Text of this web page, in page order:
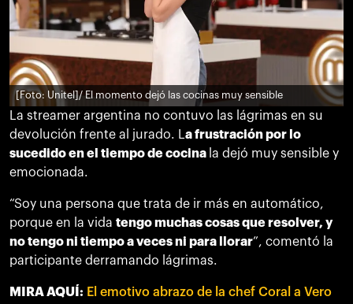
[Foto: Unitel] / El momento dejó las cocinas muy sensible
La streamer argentina no contuvo las lágrimas en su
devolución frente al jurado. La frustración por lo
sucedido en el tiempo de cocina la dejó muy sensible y
emocionada.
“Soy una persona que trata de ir más en automático,
porque en la vida tengo muchas cosas que resolver, y
no tengo ni tiempo a veces ni para llorar”, comentó la
participante derramando lágrimas.
MIRA AQUÍ: El emotivo abrazo de la chef Coral a Vero